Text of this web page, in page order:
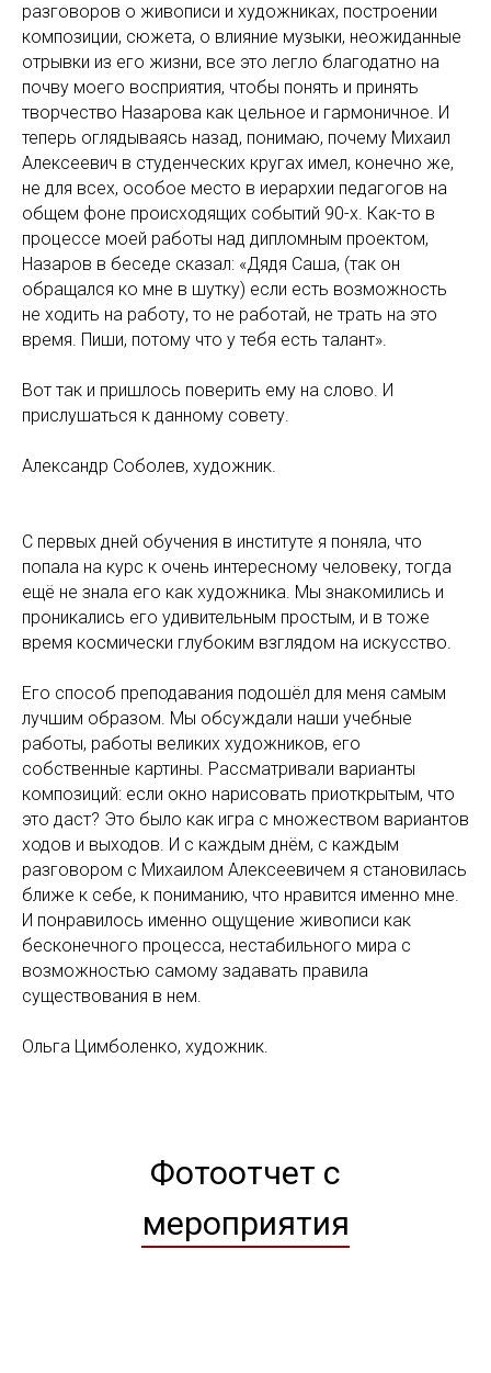
разговоров о живописи и художниках, построении
композиции, сюжета, о влияние музыки, неожиданные
отрывки из его жизни, все это легло благодатно на
почву моего восприятия, чтобы понять и принять
творчество Назарова как цельное и гармоничное. И
теперь оглядываясь назад, понимаю, почему Михаил
Алексеевич в студенческих кругах имел, конечно же,
не для всех, особое место в иерархии педагогов на
общем фоне происходящих событий 90-х. Как-то в
процессе моей работы над дипломным проектом,
Назаров в беседе сказал: «Дядя Саша, (так он
обращался ко мне в шутку) если есть возможность
не ходить на работу, то не работай, не трать на это
время. Пиши, потому что у тебя есть талант».
Вот так и пришлось поверить ему на слово. И
прислушаться к данному совету.
Александр Соболев, художник.
С первых дней обучения в институте я поняла, что
попала на курс к очень интересному человеку, тогда
ещё не знала его как художника. Мы знакомились и
проникались его удивительным простым, и в тоже
время космически глубоким взглядом на искусство.
Его способ преподавания подошёл для меня самым
лучшим образом. Мы обсуждали наши учебные
работы, работы великих художников, его
собственные картины. Рассматривали варианты
композиций: если окно нарисовать приоткрытым, что
это даст? Это было как игра с множеством вариантов
ходов и выходов. И с каждым днём, с каждым
разговором с Михаилом Алексеевичем я становилась
ближе к себе, к пониманию, что нравится именно мне.
И понравилось именно ощущение живописи как
бесконечного процесса, нестабильного мира с
возможностью самому задавать правила
существования в нем.
Ольга Цимболенко, художник.
Фотоотчет с
мероприятия